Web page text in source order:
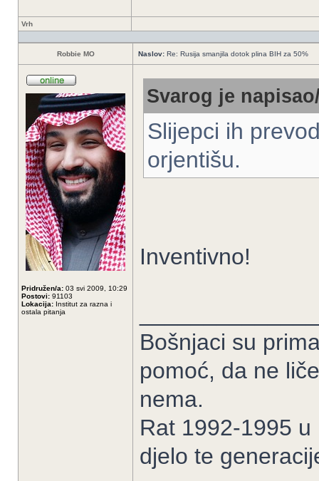
Vrh
Robbie MO Naslov: Re: Rusija smanjila dotok plina BIH za 50%
Pridružen/a: 03 svi 2009, 10:29
Postovi: 91103
Lokacija: Institut za razna i
ostala pitanja
Svarog je
Slijepci ih
orjentišu.
Inventivno!
Bošnjaci su
pomoć, da ne
nema.
Rat 1992-1995
djelo te